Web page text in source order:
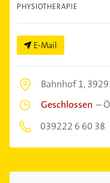
PHYSIOTHERAPIE
E-Mail
Bahnhof 1,
Geschlossen –
039222 6 60 38